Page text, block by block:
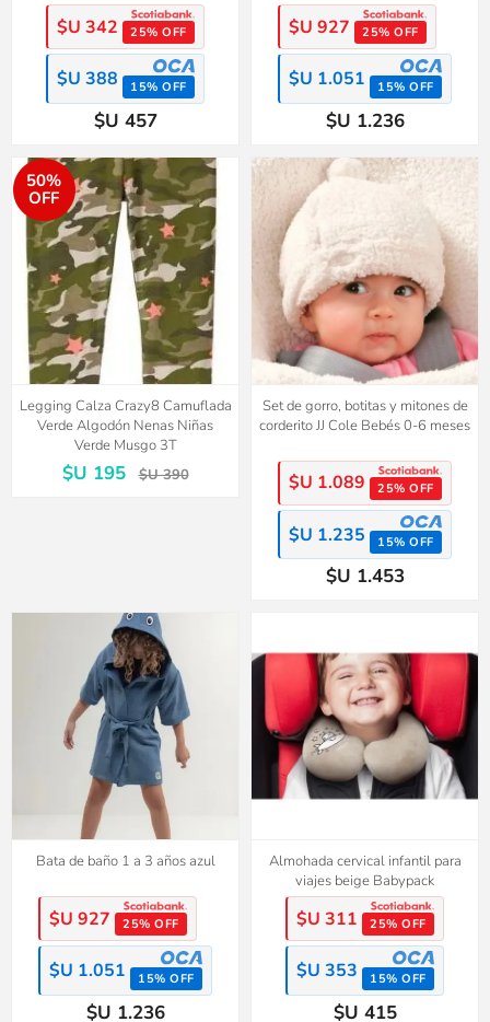
$U 342 25% OFF
$U 388 15% OFF
$U 457
$U 927 25% OFF
$U 1.051 15% OFF
$U 1.236
50%
OFF
Legging Calza Crazy8 Camuflada
Verde Algodón Nenas Niñas
Verde Musgo 3T
$U 195 $U 390
Set de gorro, botitas y mitones de
corderito JJ Cole Bebés 0-6 meses
$U 1.089 25% OFF
$U 1.235 15% OFF
$U 1.453
Bata de baño 1 a 3 años azul
$U 927 25% OFF
$U 1.051 15% OFF
$U 1.236
Almohada cervical infantil para
viajes beige Babypack
$U 311 25% OFF
$U 353 15% OFF
$U 415